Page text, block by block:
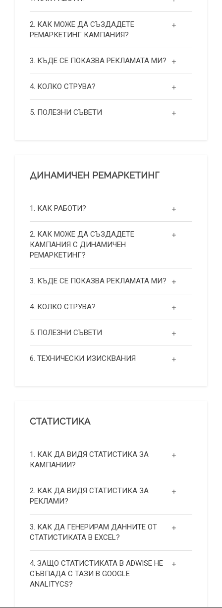
2. КАК МОЖЕ ДА СЪЗДАДЕТЕ
РЕМАРКЕТИНГ КАМПАНИЯ?
3. КЪДЕ СЕ ПОКАЗВА РЕКЛАМАТА МИ?
4. КОЛКО СТРУВА?
5. ПОЛЕЗНИ СЪВЕТИ
ДИНАМИЧЕН РЕМАРКЕТИНГ
1. КАК РАБОТИ?
2. КАК МОЖЕ ДА СЪЗДАДЕТЕ
КАМПАНИЯ С ДИНАМИЧЕН
РЕМАРКЕТИНГ?
3. КЪДЕ СЕ ПОКАЗВА РЕКЛАМАТА МИ?
4. КОЛКО СТРУВА?
5. ПОЛЕЗНИ СЪВЕТИ
6. ТЕХНИЧЕСКИ ИЗИСКВАНИЯ
СТАТИСТИКА
1. КАК ДА ВИДЯ СТАТИСТИКА ЗА
КАМПАНИИ?
2. КАК ДА ВИДЯ СТАТИСТИКА ЗА
РЕКЛАМИ?
3. КАК ДА ГЕНЕРИРАМ ДАННИТЕ ОТ
СТАТИСТИКАТА В EXCEL?
4. ЗАЩО СТАТИСТИКАТА В ADWISE НЕ
СЪВПАДА С ТАЗИ В GOOGLE
ANALITYCS?